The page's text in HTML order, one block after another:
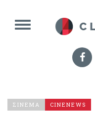
ΣΙΝΕΜΑ CINENEWS